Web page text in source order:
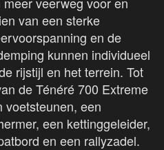
van een sterke
en de
kunnen individueel
rijstijl en het terrein. Tot
de Ténéré 700 Extreme
voetsteunen, een
een kettinggeleider,
en een rallyzadel.